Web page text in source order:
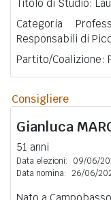
Titolo di Studio:
Categoria
Responsabili di
Partito/Coalizione:
Consigliere
Gianluca
51 anni
Data elezioni:
09/06/
Data nomina: 26/06/